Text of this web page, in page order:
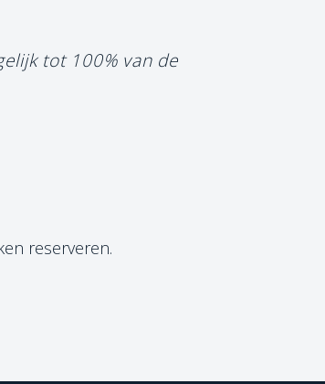
tot 100% van de
reserveren.